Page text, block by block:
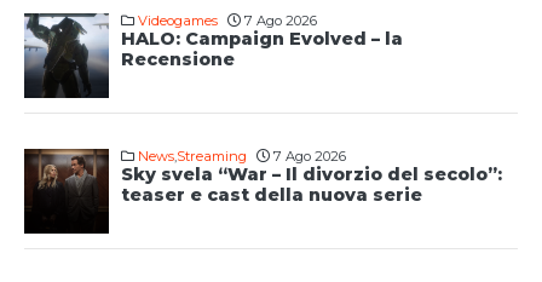
Videogames 7 Ago 2026
HALO: Campaign Evolved – la
Recensione
News,Streaming 7 Ago 2026
Sky svela “War – Il divorzio del secolo”:
teaser e cast della nuova serie